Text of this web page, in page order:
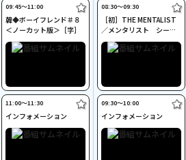
09:45〜11:00
韓◆ボーイフレンド＃８
＜ノーカット版＞［字］
11:00〜11:30
インフォメーション
08:30〜09:30
［初］THE MENTALIST
／メンタリスト シーズ
ン１［吹替］＃７
09:30〜10:00
インフォメーション